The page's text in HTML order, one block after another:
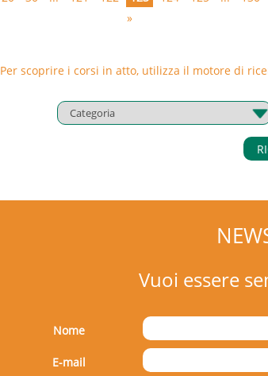
»
Per scoprire i corsi in atto, utilizza il motore di
Vuoi essere
Nome
E-mail